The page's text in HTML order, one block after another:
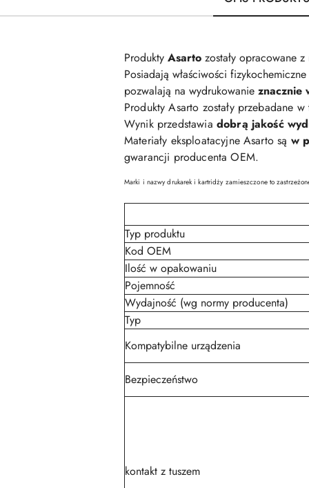
Produkty Asarto zostały opracowane
Posiadają właściwości
pozwalają na wydrukowanie znacznie
Produkty Asarto zostały przebadane
Wynik przedstawia dobrą jakość
Materiały eksploatacyjne Asarto są w
gwarancji producenta OEM.
Marki i nazwy drukarek i kartridży zamieszczone to
Typ produktu
Kod OEM
Ilość w opakowaniu
Pojemność
Wydajność (wg normy producenta)
Typ
Kompatybilne urządzenia
Bezpieczeństwo
kontakt z tuszem